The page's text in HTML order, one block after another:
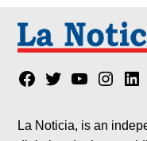
Facebook
TwitterYouTube
La Noticia, is an